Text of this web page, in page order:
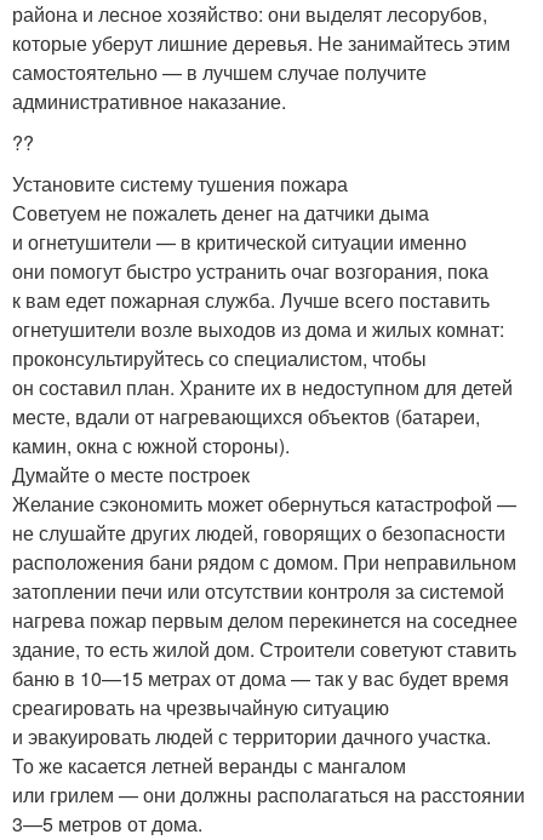
района и лесное хозяйство: они выделят лесорубов,
которые уберут лишние деревья. Не занимайтесь этим
самостоятельно — в лучшем случае получите
административное наказание.
??
Установите систему тушения пожара
Советуем не пожалеть денег на датчики дыма
и огнетушители — в критической ситуации именно
они помогут быстро устранить очаг возгорания, пока
к вам едет пожарная служба. Лучше всего поставить
огнетушители возле выходов из дома и жилых комнат:
проконсультируйтесь со специалистом, чтобы
он составил план. Храните их в недоступном для детей
месте, вдали от нагревающихся объектов (батареи,
камин, окна с южной стороны).
Думайте о месте построек
Желание сэкономить может обернуться катастрофой —
не слушайте других людей, говорящих о безопасности
расположения бани рядом с домом. При неправильном
затоплении печи или отсутствии контроля за системой
нагрева пожар первым делом перекинется на соседнее
здание, то есть жилой дом. Строители советуют ставить
баню в 10—15 метрах от дома — так у вас будет время
среагировать на чрезвычайную ситуацию
и эвакуировать людей с территории дачного участка.
То же касается летней веранды с мангалом
или грилем — они должны располагаться на расстоянии
3—5 метров от дома.